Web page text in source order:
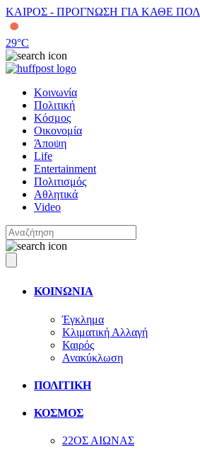
ΚΑΙΡΟΣ - ΠΡΟΓΝΩΣΗ ΓΙΑ ΚΑΘΕ
29°C
Κοινωνία
Πολιτική
Κόσμος
Οικονομία
Άποψη
Life
Entertainment
Πολιτισμός
Αθλητικά
Video
ΚΟΙΝΩΝΙΑ
Έγκλημα
Κλιματική Αλλαγή
Καιρός
Ανακύκλωση
ΠΟΛΙΤΙΚΗ
ΚΟΣΜΟΣ
22ΟΣ ΑΙΩΝΑΣ